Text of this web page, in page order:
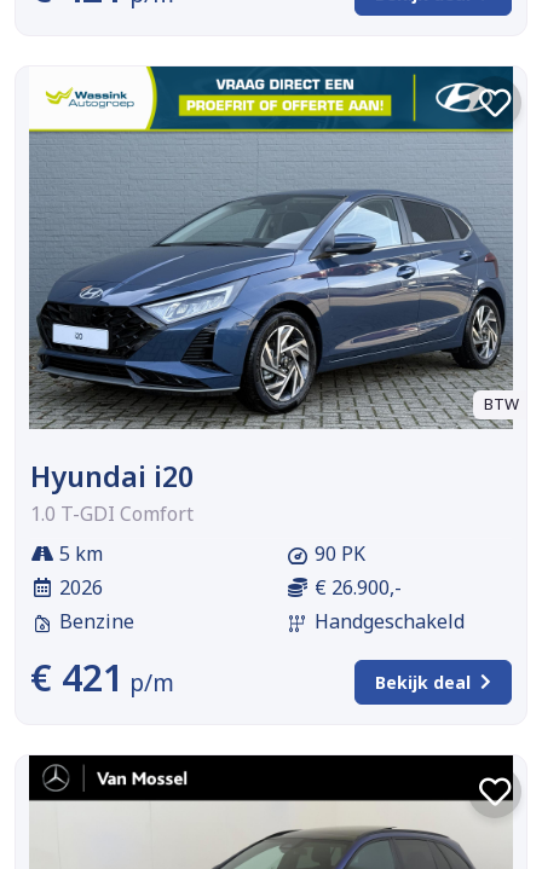
BTW
Hyundai i20
1.0 T-GDI Comfort
5 km
2026
Benzine
90 PK
€ 26.900,-
Handgeschakeld
€ 421 p/m Bekijk deal